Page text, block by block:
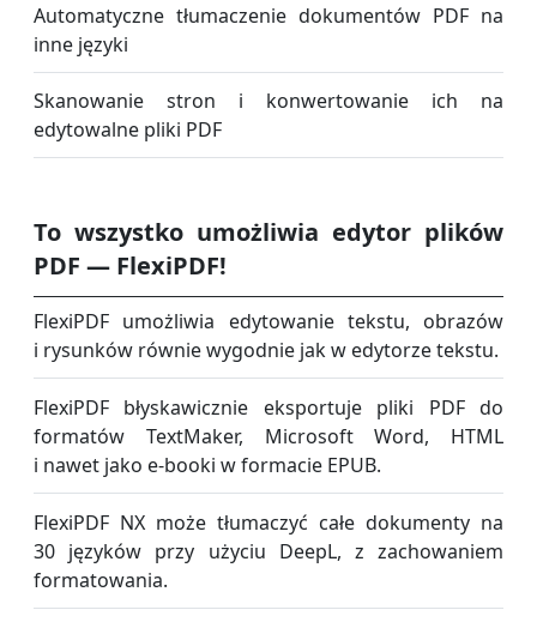
Automatyczne tłumaczenie dokumentów PDF na
inne języki
Skanowanie stron i konwertowanie ich na
edytowalne pliki PDF
To wszystko umożliwia edytor plików
PDF — FlexiPDF!
FlexiPDF umożliwia edytowanie tekstu, obrazów
i rysunków równie wygodnie jak w edytorze tekstu.
FlexiPDF błyskawicznie eksportuje pliki PDF do
formatów TextMaker, Microsoft Word, HTML
i nawet jako e-booki w formacie EPUB.
FlexiPDF NX może tłumaczyć całe dokumenty na
30 języków przy użyciu DeepL, z zachowaniem
formatowania.